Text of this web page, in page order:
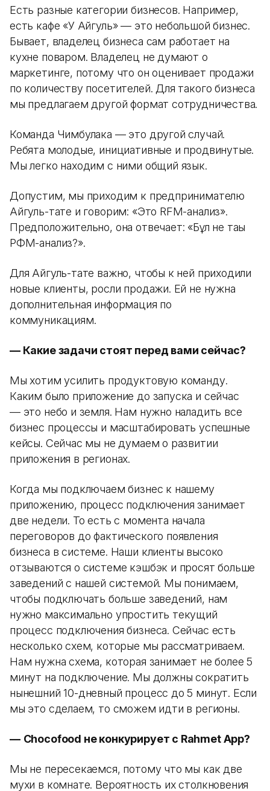
Есть разные категории бизнесов. Например,
есть кафе «У Айгуль» — это небольшой бизнес.
Бывает, владелец бизнеса сам работает на
кухне поваром. Владелец не думают о
маркетинге, потому что он оценивает продажи
по количеству посетителей. Для такого бизнеса
мы предлагаем другой формат сотрудничества.
Команда Чимбулака — это другой случай.
Ребята молодые, инициативные и продвинутые.
Мы легко находим с ними общий язык.
Допустим, мы приходим к предпринимателю
Айгуль-тате и говорим: «Это RFM-анализ».
Предположительно, она отвечает: «Бұл не тағы
РФМ-анализ?».
Для Айгуль-тате важно, чтобы к ней приходили
новые клиенты, росли продажи. Ей не нужна
дополнительная информация по
коммуникациям.
— Какие задачи стоят перед вами сейчас?
Мы хотим усилить продуктовую команду.
Каким было приложение до запуска и сейчас
— это небо и земля. Нам нужно наладить все
бизнес процессы и масштабировать успешные
кейсы. Сейчас мы не думаем о развитии
приложения в регионах.
Когда мы подключаем бизнес к нашему
приложению, процесс подключения занимает
две недели. То есть с момента начала
переговоров до фактического появления
бизнеса в системе. Наши клиенты высоко
отзываются о системе кэшбэк и просят больше
заведений с нашей системой. Мы понимаем,
чтобы подключать больше заведений, нам
нужно максимально упростить текущий
процесс подключения бизнеса. Сейчас есть
несколько схем, которые мы рассматриваем.
Нам нужна схема, которая занимает не более 5
минут на подключение. Мы должны сократить
нынешний 10-дневный процесс до 5 минут. Если
мы это сделаем, то сможем идти в регионы.
— Chocofood не конкурирует с Rahmet App?
Мы не пересекаемся, потому что мы как две
мухи в комнате. Вероятность их столкновения